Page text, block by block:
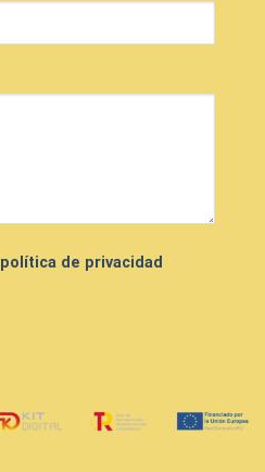
política de privacidad